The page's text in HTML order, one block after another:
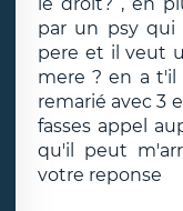
par un psy qui
pere et il veut
mere ? en a t'il
remarié avec 3
fasses appel
qu'il peut
votre reponse